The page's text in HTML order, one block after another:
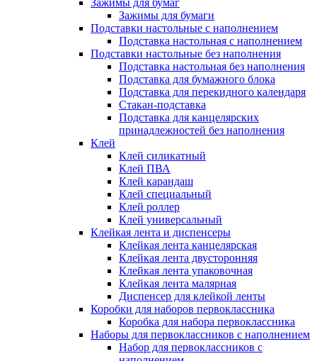
Зажимы для бумаг
Зажимы для бумаги
Подставки настольные с наполнением
Подставка настольная с наполнением
Подставки настольные без наполнения
Подставка настольная без наполнения
Подставка для бумажного блока
Подставка для перекидного календаря
Стакан-подставка
Подставка для канцелярских
принадлежностей без наполнения
Клей
Клей силикатный
Клей ПВА
Клей карандаш
Клей специальный
Клей роллер
Клей универсальный
Клейкая лента и диспенсеры
Клейкая лента канцелярская
Клейкая лента двусторонняя
Клейкая лента упаковочная
Клейкая лента малярная
Диспенсер для клейкой ленты
Коробки для наборов первоклассника
Коробка для набора первоклассника
Наборы для первоклассников с наполнением
Набор для первоклассников с